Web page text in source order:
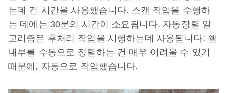
는데 긴 시간을 사용했습니다. 스캔 작업을 수행하
는 데에는 30분의 시간이 소요됩니다. 자동정렬 알
고리즘은 후처리 작업을 시행하는데 사용됩니다: 쉘
내부를 수동으로 정렬하는 건 매우 어려울 수 있기
때문에, 자동으로 작업했습니다.